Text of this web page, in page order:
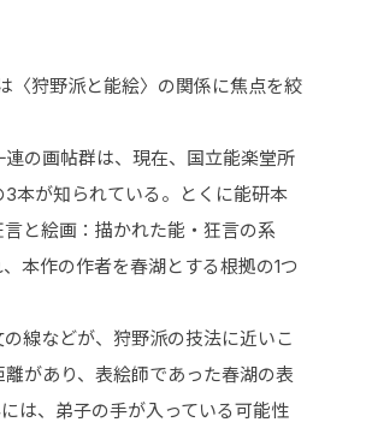
〈狩野派と能絵〉の関係に焦点を絞
の画帖群は、現在、国立能楽堂所
本が知られている。とくに能研本
と絵画：描かれた能・狂言の系
本作の作者を春湖とする根拠の1つ
線などが、狩野派の技法に近いこ
があり、表絵師であった春湖の表
は、弟子の手が入っている可能性